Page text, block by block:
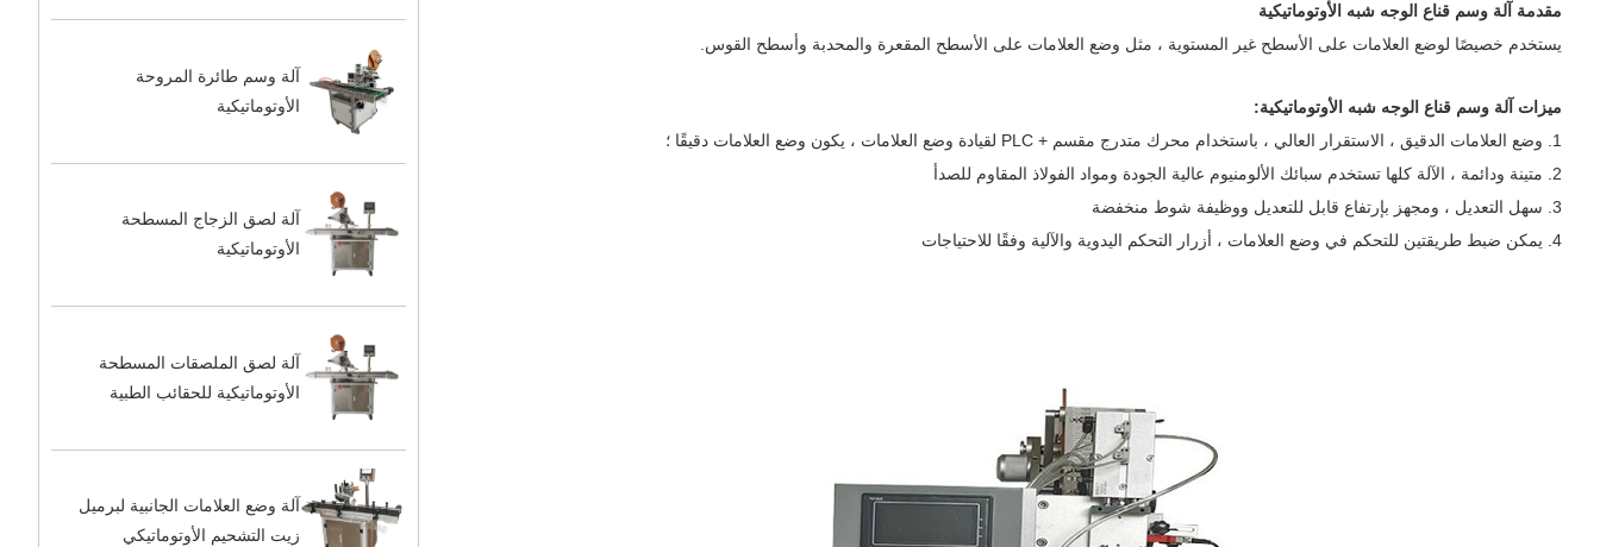
آلة وسم طائرة المروحة
الأوتوماتيكية
آلة لصق الزجاج المسطحة
الأوتوماتيكية
آلة لصق الملصقات المسطحة
الأوتوماتيكية للحقائب الطبية
آلة وضع العلامات الجانبية لبرميل
زيت التشحيم الأوتوماتيكي
مقدمة آلة وسم قناع الوجه شبه الأوتوماتيكية
يستخدم خصيصًا لوضع العلامات على الأسطح غير المستوية ، مثل وضع العلامات على الأسطح المقعرة والمحدبة وأسطح القوس.
ميزات آلة وسم قناع الوجه شبه الأوتوماتيكية:
1. وضع العلامات الدقيق ، الاستقرار العالي ، باستخدام محرك متدرج مقسم + PLC لقيادة وضع العلامات ، يكون وضع العلامات دقيقًا ؛
2. متينة ودائمة ، الآلة كلها تستخدم سبائك الألومنيوم عالية الجودة ومواد الفولاذ المقاوم للصدأ
3. سهل التعديل ، ومجهز بإرتفاع قابل للتعديل ووظيفة شوط منخفضة
4. يمكن ضبط طريقتين للتحكم في وضع العلامات ، أزرار التحكم اليدوية والآلية وفقًا للاحتياجات